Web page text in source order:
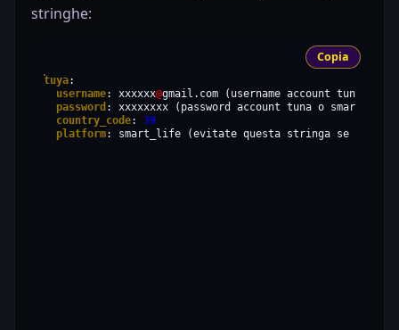
stringhe:
Copia
tuya
username: xxxxxx@gmail.com (username account tuna
password : xxxxxxxx (password account tuna o smart
country_code:
39
platform: smart_life (evitate questa stringa se